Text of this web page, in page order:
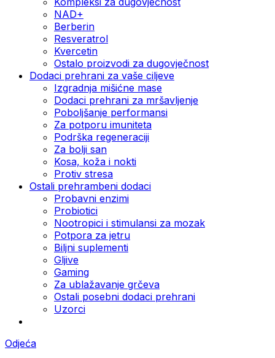
NAD+
Berberin
Resveratrol
Kvercetin
Ostalo proizvodi za dugovječnost
Dodaci prehrani za vaše ciljeve
Izgradnja mišićne mase
Dodaci prehrani za mršavljenje
Poboljšanje performansi
Za potporu imuniteta
Podrška regeneraciji
Za bolji san
Kosa, koža i nokti
Protiv stresa
Ostali prehrambeni dodaci
Probavni enzimi
Probiotici
Nootropici i stimulansi za mozak
Potpora za jetru
Biljni suplementi
Gljive
Gaming
Za ublažavanje grčeva
Ostali posebni dodaci prehrani
Uzorci
Odjeća